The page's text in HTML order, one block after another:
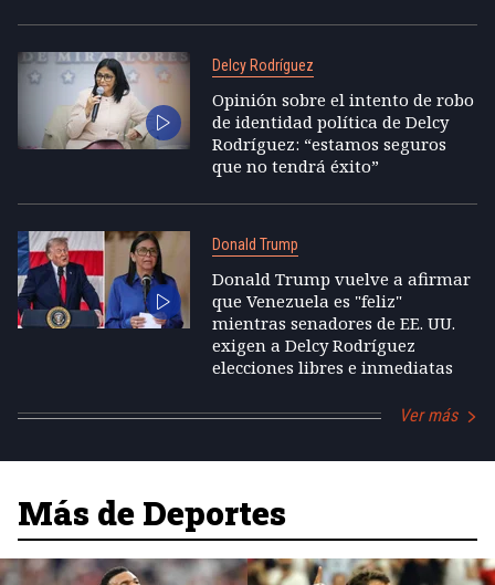
Delcy Rodríguez
Opinión sobre el intento de robo
de identidad política de Delcy
Rodríguez: “estamos seguros
que no tendrá éxito”
Donald Trump
Donald Trump vuelve a afirmar
que Venezuela es "feliz"
mientras senadores de EE. UU.
exigen a Delcy Rodríguez
elecciones libres e inmediatas
Ver más
Más de Deportes